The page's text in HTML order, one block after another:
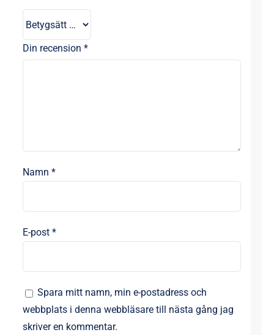
Din recension *
Namn *
E-post *
Spara mitt namn, min e-postadress och
webbplats i denna webbläsare till nästa gång jag
skriver en kommentar.